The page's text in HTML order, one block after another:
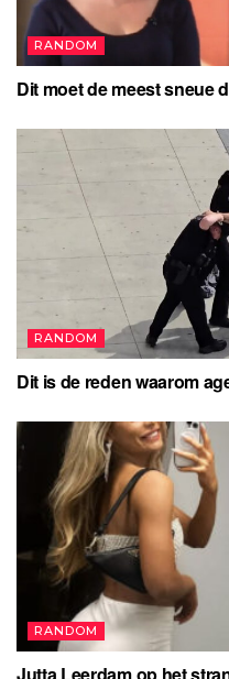
RANDOM
Dit moet de meest sneue
RANDOM
Dit is de reden waarom
RANDOM
Jutta Leerdam op het